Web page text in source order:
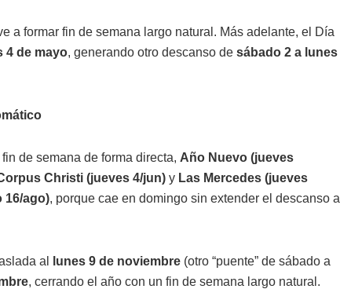
a formar fin de semana largo natural. Más adelante, el Día
4 de mayo, generando otro descanso de sábado 2 a lunes
de semana de forma directa, Año Nuevo (jueves
Christi (jueves 4/jun) y Las Mercedes (jueves
16/ago), porque cae en domingo sin extender el descanso a
al lunes 9 de noviembre (otro “puente” de sábado a
, cerrando el año con un fin de semana largo natural.